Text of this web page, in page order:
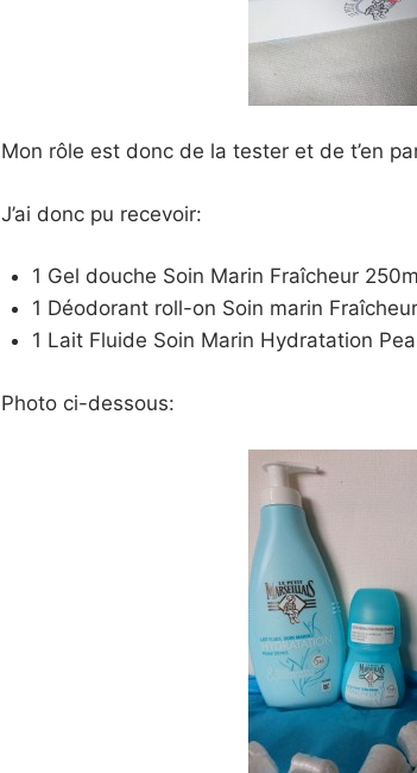
Mon rôle est donc de la tester et de t’en
J’ai donc pu recevoir:
1 Gel douche Soin Marin Fraîcheur
1 Déodorant roll-on Soin marin
1 Lait Fluide Soin Marin Hydratation
Photo ci-dessous: